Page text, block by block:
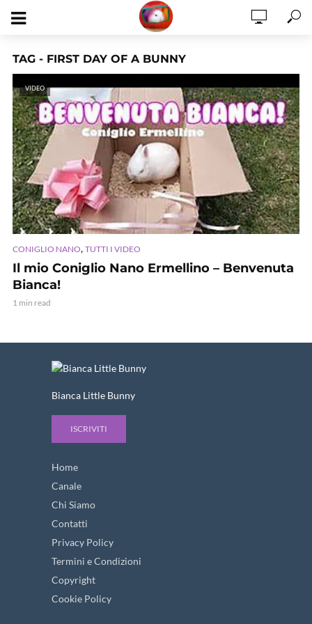
TAG - FIRST DAY OF A BUNNY
VIDEO
CONIGLIO NANO, TUTTI I VIDEO
Il mio Coniglio Nano Ermellino – Benvenuta
Bianca!
1 min read
Bianca Little Bunny
ISCRIVITI
Home
Canale
Chi Siamo
Contatti
Privacy Policy
Termini e Condizioni
Copyright
Cookie Policy